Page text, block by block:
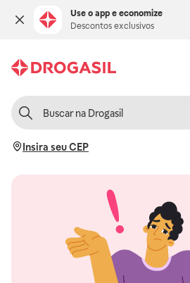
Use o app e economize
Descontos exclusivos
Insira seu CEP